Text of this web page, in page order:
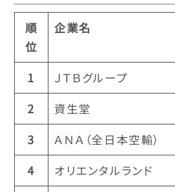
順
位
企業名
1
ＪＴＢグループ
2
資生堂
3
ＡＮＡ（全日本空輸）
4
オリエンタルランド